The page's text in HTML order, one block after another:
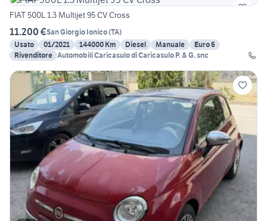
FIAT 500L 1.3 Multijet 95 CV Cross
11.200 €San Giorgio Ionico(TA)
Usato
01/2021 144000 Km Diesel Manuale
Euro 6
Rivenditore Automobili Caricasulo di Caricasulo P. & G. snc